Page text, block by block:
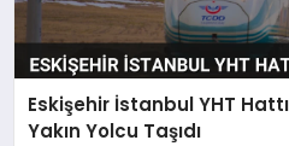
Eskişehir İstanbul YHT
Yakın Yolcu Taşıdı